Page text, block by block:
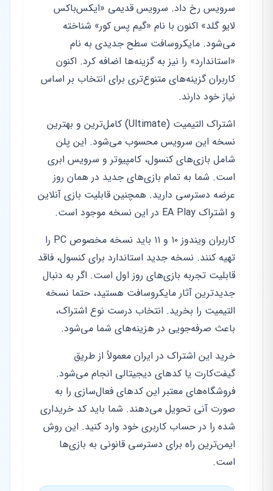
سرویس رخ داد. سرویس قدیمی «ایکس‌باکس
لایو گلد» اکنون با نام «گیم پس کور» شناخته
می‌شود. مایکروسافت سطح جدیدی به نام
«استاندارد» را نیز به گزینه‌ها اضافه کرد. اکنون
کاربران گزینه‌های متنوع‌تری برای انتخاب بر اساس
نیاز خود دارند.
اشتراک التیمیت (Ultimate) کامل‌ترین و بهترین
نسخه این سرویس محسوب می‌شود. این پلن
شامل بازی‌های کنسول، کامپیوتر و سرویس ابری
است. شما به تمام بازی‌های جدید در همان روز
عرضه دسترسی دارید. همچنین قابلیت بازی آنلاین
و اشتراک EA Play در این نسخه موجود است.
کاربران ویندوز ۱۰ و ۱۱ باید نسخه مخصوص PC را
تهیه کنند. نسخه جدید استاندارد برای کنسول، فاقد
قابلیت تجربه بازی‌های روز اول است. اگر به دنبال
جدیدترین آثار مایکروسافت هستید، حتما نسخه
التیمیت را بخرید. انتخاب درست نوع اشتراک،
باعث صرفه‌جویی در هزینه‌های شما می‌شود.
خرید این اشتراک در ایران معمولاً از طریق
گیفت‌کارت یا کدهای دیجیتالی انجام می‌شود.
فروشگاه‌های معتبر این کدهای فعال‌سازی را به
صورت آنی تحویل می‌دهند. شما باید کد خریداری
شده را در حساب کاربری خود وارد کنید. این روش
ایمن‌ترین راه برای دسترسی قانونی به بازی‌ها
است.